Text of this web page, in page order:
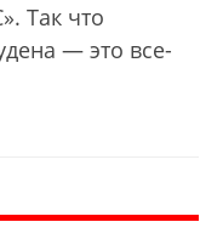
Так что
— это все-